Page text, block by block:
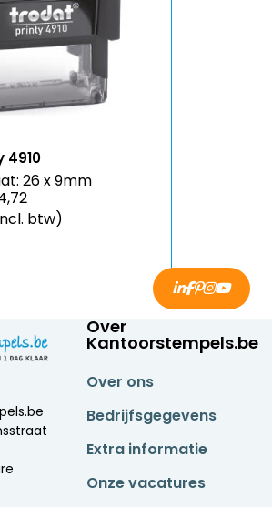
4910
26 x 9mm
btw)
Over
Kantoorstempels.be
Over ons
Bedrijfsgegevens
Extra informatie
Onze vacatures